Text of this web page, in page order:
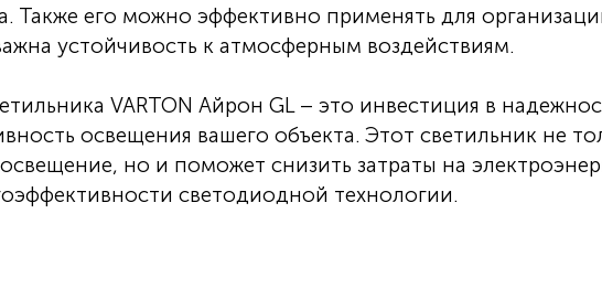
Также его можно эффективно применять для
устойчивость к атмосферным воздействиям.
VARTON Айрон GL – это инвестиция в
освещения вашего объекта. Этот светильник не
но и поможет снизить затраты на
светодиодной технологии.